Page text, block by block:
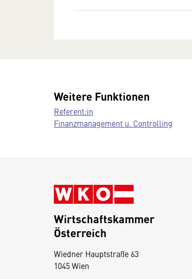
Weitere Funktionen
Referent:in
Finanzmanagement u. Controlling
Wirtschaftskammer
Österreich
Wiedner Hauptstraße 63
1045 Wien